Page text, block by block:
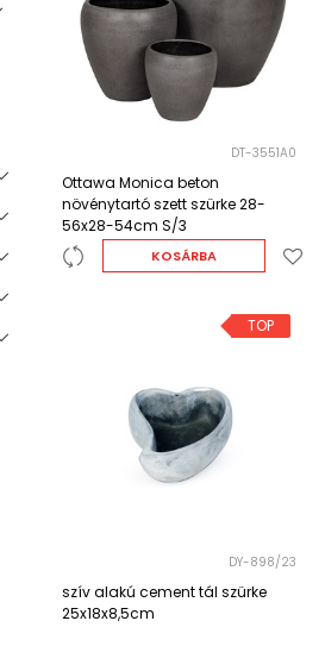
Toggle menu
DT-3551A0
Ottawa Monica beton
növénytartó szett szürke 28-
56x28-54cm S/3
KOSÁRBA
TOP
DY-898/23
szív alakú cement tál szürke
25x18x8,5cm